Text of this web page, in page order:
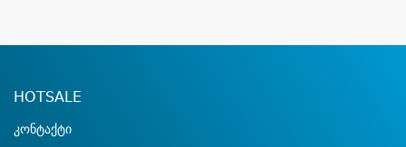
HOTSALE
კონტაქტი